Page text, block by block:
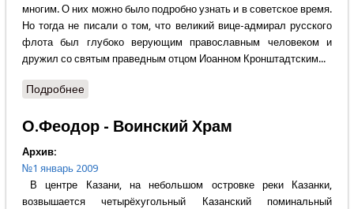
многим. О них можно было подробно узнать и в советское время.
Но тогда не писали о том, что великий вице-адмирал русского
флота был глубоко верующим православным человеком и
дружил со святым праведным отцом Иоанном Кронштадтским...
Подробнеео Андрей Воронцов - Пророчество отца Иоанна
О.Феодор - Воинский Храм
Архив:
№1 январь 2009
В центре Казани, на небольшом островке реки Казанки,
возвышается четырёхугольный Казанский поминальный